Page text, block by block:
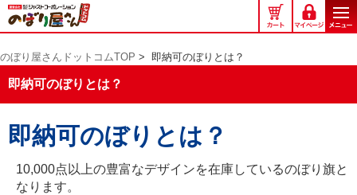
の
ぼ
屋
さ
ッ
ト
のぼり屋さんドットコムTOP > 即納可のぼりとは？
即納可のぼりとは？
即納可のぼりとは？
10,000点以上の豊富なデザインを在庫しているのぼり旗と
なります。